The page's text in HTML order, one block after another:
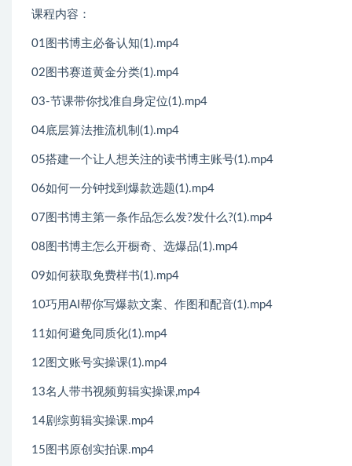
课程内容：
01图书博主必备认知(1).mp4
02图书赛道黄金分类(1).mp4
03-节课带你找准自身定位(1).mp4
04底层算法推流机制(1).mp4
05搭建一个让人想关注的读书博主账号(1).mp4
06如何一分钟找到爆款选题(1).mp4
07图书博主第一条作品怎么发?发什么?(1).mp4
08图书博主怎么开橱奇、选爆品(1).mp4
09如何获取免费样书(1).mp4
10巧用AI帮你写爆款文案、作图和配音(1).mp4
11如何避免同质化(1).mp4
12图文账号实操课(1).mp4
13名人带书视频剪辑实操课,mp4
14剧综剪辑实操课.mp4
15图书原创实拍课.mp4